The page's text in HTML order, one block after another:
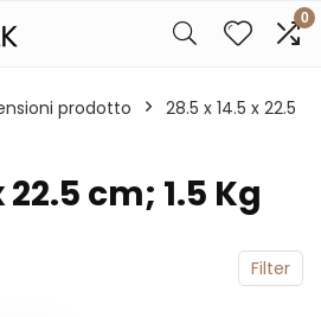
0
prodotto
‎28.5 x 14.5 x 22.5
22.5 cm; 1.5 Kg
Filter